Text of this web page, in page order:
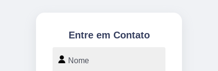
Entre em Contato